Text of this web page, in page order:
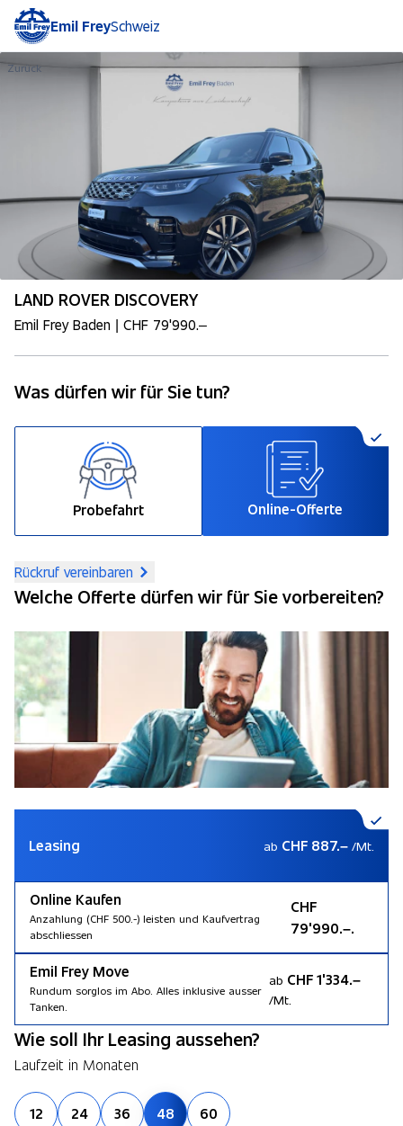
Emil FreySchweiz
Zurück
LAND ROVER DISCOVERY
Emil Frey Baden | CHF 79'990.–
Was dürfen wir für Sie tun?
Probefahrt Online-Offerte
Rückruf vereinbaren
Welche Offerte dürfen wir für Sie vorbereiten?
Leasing ab CHF 887.– /Mt.
Online Kaufen
Anzahlung (CHF 500.-) leisten und Kaufvertrag
abschliessen
CHF
79'990.–.
Emil Frey Move
Rundum sorglos im Abo. Alles inklusive ausser
Tanken.
ab CHF 1'334.–
/Mt.
Wie soll Ihr Leasing aussehen?
Laufzeit in Monaten
12 24 36 48
60